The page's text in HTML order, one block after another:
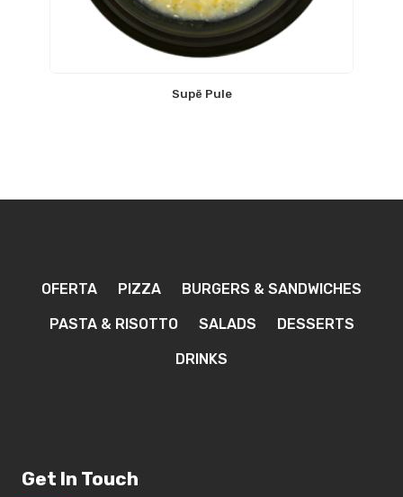
Supë Pule
OFERTA PIZZA BURGERS & SANDWICHES
PASTA & RISOTTO SALADS DESSERTS
DRINKS
Get In Touch